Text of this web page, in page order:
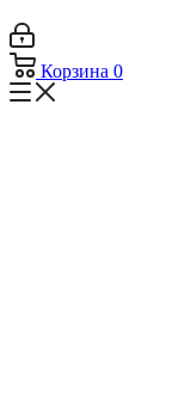
Корзина 0